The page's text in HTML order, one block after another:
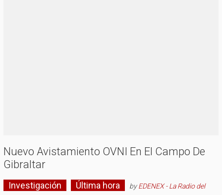
Nuevo Avistamiento OVNI En El Campo De
Gibraltar
Investigación Última hora byEDENEX - La Radio del